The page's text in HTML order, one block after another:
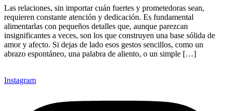
Las relaciones, sin importar cuán fuertes y prometedoras sean,
requieren constante atención y dedicación. Es fundamental
alimentarlas con pequeños detalles que, aunque parezcan
insignificantes a veces, son los que construyen una base sólida de
amor y afecto. Si dejas de lado esos gestos sencillos, como un
abrazo espontáneo, una palabra de aliento, o un simple […]
Instagram